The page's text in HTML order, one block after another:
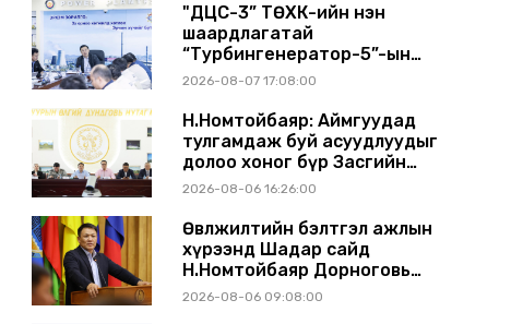
"ДЦС-3” ТӨХК-ийн нэн
шаардлагатай
“Турбингенератор-5”-ын
шинэчлэлийн төсвийг
2026-08-07 17:08:00
Н.Номтойбаяр: Аймгуудад
тулгамдаж буй асуудлуудыг
долоо хоног бүр Засгийн
газрын хуралдаанд
2026-08-06 16:26:00
Өвөлжилтийн бэлтгэл ажлын
хүрээнд Шадар сайд
Н.Номтойбаяр Дорноговь
аймагт ажиллав
2026-08-06 09:08:00